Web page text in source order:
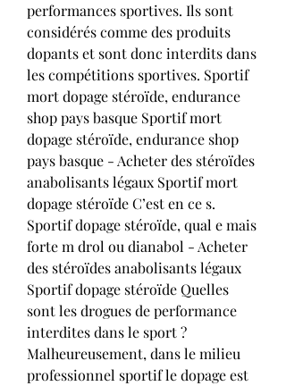
performances sportives. Ils sont
considérés comme des produits
dopants et sont donc interdits dans
les compétitions sportives. Sportif
mort dopage stéroïde, endurance
shop pays basque Sportif mort
dopage stéroïde, endurance shop
pays basque - Acheter des stéroïdes
anabolisants légaux Sportif mort
dopage stéroïde C’est en ce s.
Sportif dopage stéroïde, qual e mais
forte m drol ou dianabol - Acheter
des stéroïdes anabolisants légaux
Sportif dopage stéroïde Quelles
sont les drogues de performance
interdites dans le sport ?
Malheureusement, dans le milieu
professionnel sportif le dopage est